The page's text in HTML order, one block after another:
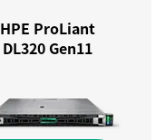
HPE ProLiant
DL320 Gen11